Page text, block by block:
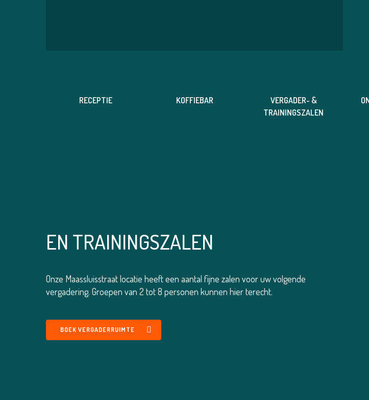
RECEPTIE KOFFIEBAR
VERGADER- &
TRAININGSZALEN
EN TRAININGSZALEN
Onze Maassluisstraat locatie heeft een aantal fijne zalen voor uw volgende
vergadering. Groepen van 2 tot 8 personen kunnen hier terecht.
BOEK VERGADERRUIMTE